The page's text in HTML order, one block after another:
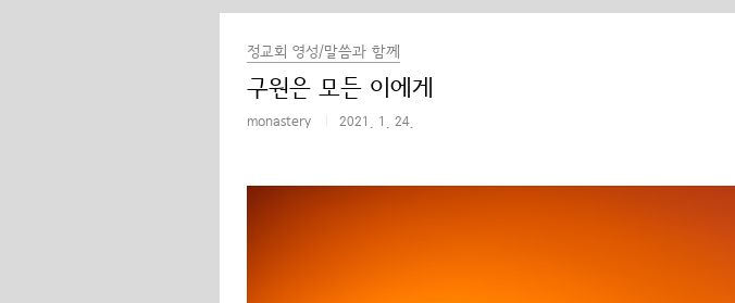
정교회 영성/말씀과 함께
구원은 모든 이에게
monastery 2021. 1. 24.